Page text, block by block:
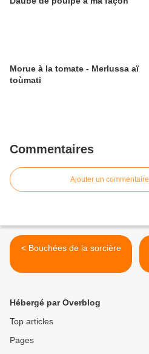
Morue à la tomate - Merlussa aï
toùmati
Commentaires
Ajouter un commentaire
< Bouchées de la sorcière
Hébergé par Overblog
Top articles
Pages